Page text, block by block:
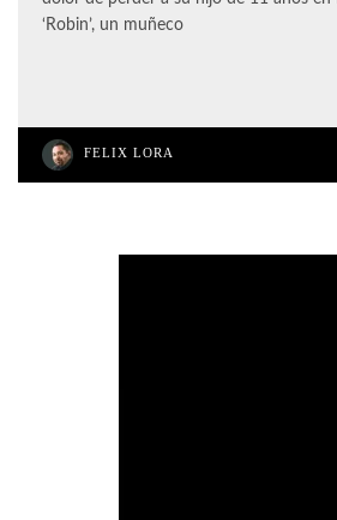
‘Robin’, un muñeco
FELIX LORA